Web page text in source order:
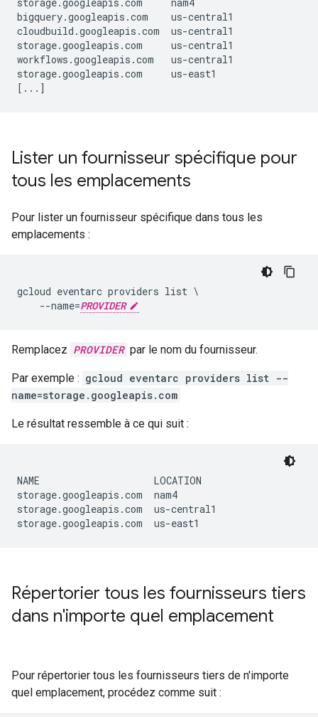
bigquery.googleapis.com    us-central1
cloudbuild.googleapis.com  us-central1
storage.googleapis.com     us-central1
workflows.googleapis.com   us-central1
storage.googleapis.com     us-east1
Lister un fournisseur spécifique pour
tous les emplacements
Pour lister un fournisseur spécifique dans tous les
emplacements :
gcloud eventarc providers list \
    --name=
PROVIDER
Remplacez PROVIDER par le nom du fournisseur.
Par exemple : gcloud eventarc providers list --
name=storage.googleapis.com
Le résultat ressemble à ce qui suit :
NAME                    LOCATION
storage.googleapis.com  nam4
storage.googleapis.com  us-central1
Répertorier tous les fournisseurs tiers
dans n'importe quel emplacement
Pour répertorier tous les fournisseurs tiers de n'importe
quel emplacement, procédez comme suit :